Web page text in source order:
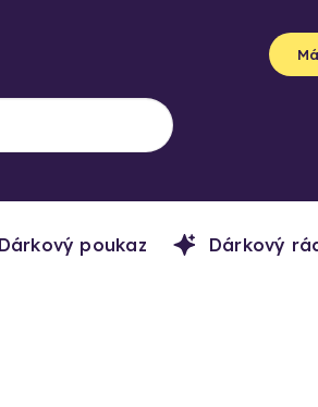
Dárkový poukaz Dárkový